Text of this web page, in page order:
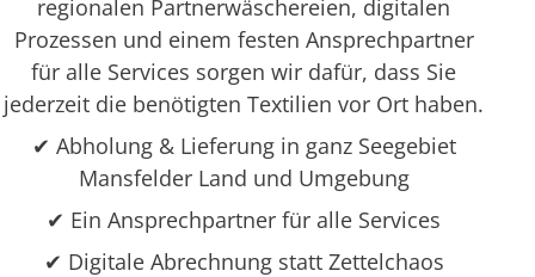
regionalen Partnerwäschereien, digitalen
Prozessen und einem festen Ansprechpartner
für alle Services sorgen wir dafür, dass Sie
jederzeit die benötigten Textilien vor Ort haben.
✔ Abholung & Lieferung in ganz Seegebiet
Mansfelder Land und Umgebung
✔ Ein Ansprechpartner für alle Services
✔ Digitale Abrechnung statt Zettelchaos